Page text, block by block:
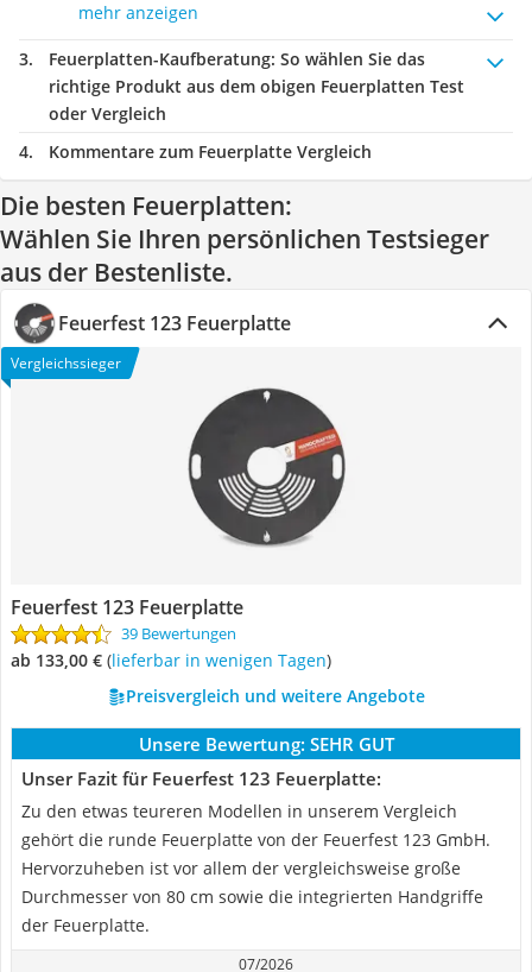
mehr anzeigen
Feuerplatten-Kaufberatung: So wählen Sie das
richtige Produkt aus dem obigen Feuerplatten Test
oder Vergleich
Kommentare zum Feuerplatte Vergleich
Die besten Feuerplatten:
Wählen Sie Ihren persönlichen Testsieger
aus der Bestenliste.
Feuerfest 123 Feuerplatte
Vergleichssieger
Feuerfest 123 Feuerplatte
39 Bewertungen
ab 133,00 € ( Lieferbar in wenigen Tagen)
Preisvergleich und weitere Angebote
Unsere Bewertung: SEHR GUT
Unser Fazit für Feuerfest 123 Feuerplatte:
Zu den etwas teureren Modellen in unserem Vergleich
gehört die runde Feuerplatte von der Feuerfest 123 GmbH.
Hervorzuheben ist vor allem der vergleichsweise große
Durchmesser von 80 cm sowie die integrierten Handgriffe
der Feuerplatte.
07/2026